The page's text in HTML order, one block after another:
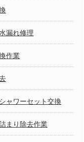
漏れ修理
作業
ワーセット交換
まり除去作業